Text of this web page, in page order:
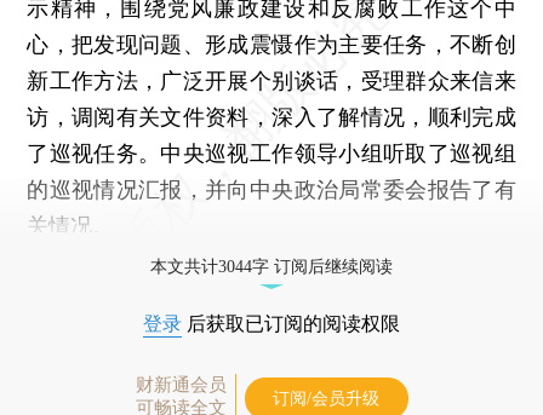
示精神，围绕党风廉政建设和反腐败工作这个中
心，把发现问题、形成震慑作为主要任务，不断创
新工作方法，广泛开展个别谈话，受理群众来信来
访，调阅有关文件资料，深入了解情况，顺利完成
了巡视任务。中央巡视工作领导小组听取了巡视组
的巡视情况汇报，并向中央政治局常委会报告了有
关情况。
本文共计3044字 订阅后继续阅读
登录 后获取已订阅的阅读权限
财新通会员
可畅读全文
订阅/会员升级